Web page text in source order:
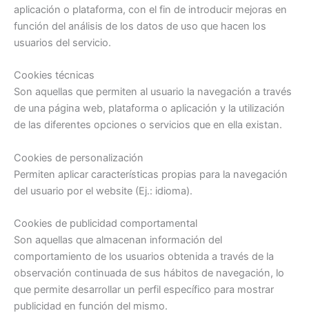
aplicación o plataforma, con el fin de introducir mejoras en
función del análisis de los datos de uso que hacen los
usuarios del servicio.
Cookies técnicas
Son aquellas que permiten al usuario la navegación a través
de una página web, plataforma o aplicación y la utilización
de las diferentes opciones o servicios que en ella existan.
Cookies de personalización
Permiten aplicar características propias para la navegación
del usuario por el website (Ej.: idioma).
Cookies de publicidad comportamental
Son aquellas que almacenan información del
comportamiento de los usuarios obtenida a través de la
observación continuada de sus hábitos de navegación, lo
que permite desarrollar un perfil específico para mostrar
publicidad en función del mismo.